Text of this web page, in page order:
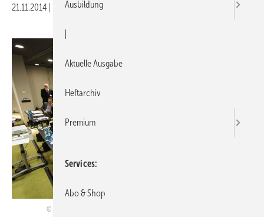
21.11.2014 Druckvorschau
Ausbildung
Aktuelle Ausgabe
Heftarchiv
Premium
Services
Abo & Shop